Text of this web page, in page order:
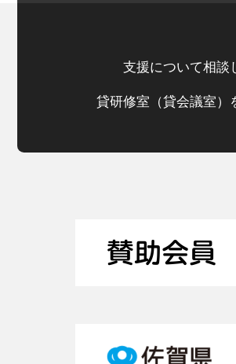
支援について相談
貸研修室（貸会議室）